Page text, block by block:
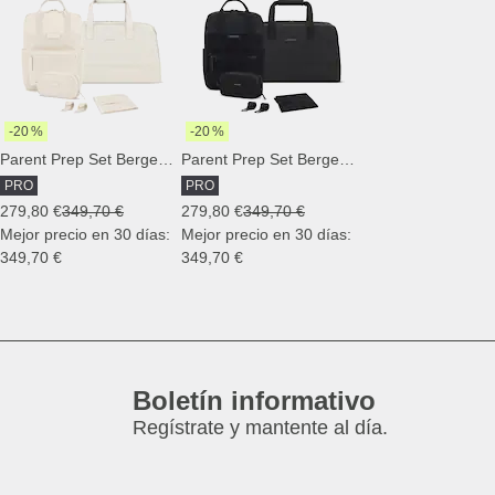
-20 %
PRO
279,80 €349,70 €
Mejor precio en 30 días:
349,70 €
-20 %
PRO
279,80 €349,70 €
Mejor precio en 30 días:
349,70 €
Boletín informativo
Regístrate y mantente al día.